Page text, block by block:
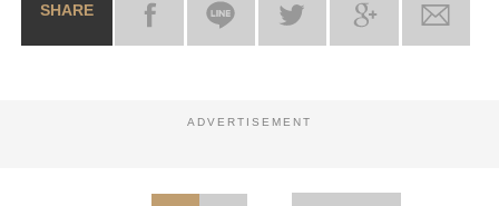
SHARE
ADVERTISEMENT